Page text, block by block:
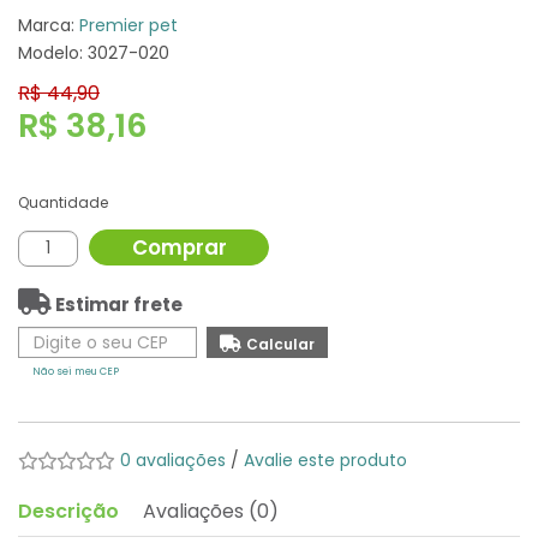
Marca: Premier pet
Modelo: 3027-020
R$ 44,90
R$ 38,16
Quantidade
Comprar
Estimar frete
Não sei meu CEP
0 avaliações / Avalie este produto
Descrição Avaliações (0)